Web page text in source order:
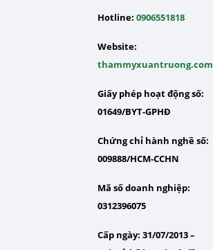
Hotline: 0906551818
Website:
thammyxuantruong.com
Giấy phép hoạt động số:
01649/BYT-GPHĐ
Chứng chỉ hành nghề số:
009888/HCM-CCHN
Mã số doanh nghiệp:
0312396075
Cấp ngày: 31/07/2013 –